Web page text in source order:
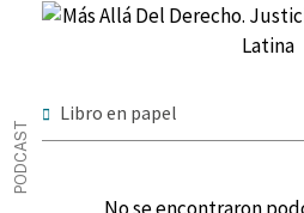
Libro en papel
PODCAST